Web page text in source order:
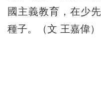
國主義教育，在少
種子。（文 王嘉偉）